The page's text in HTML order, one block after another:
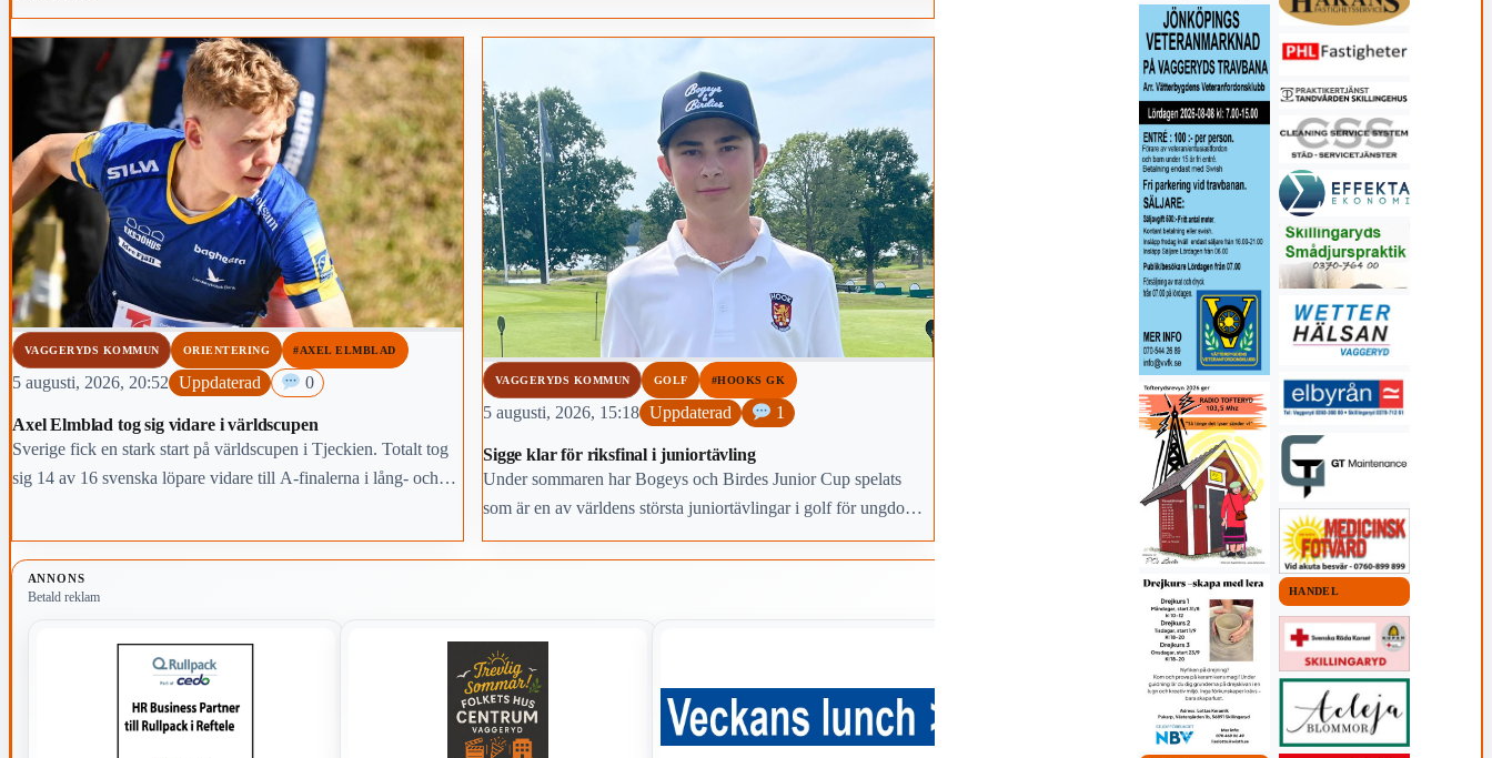
VAGGERYDS KOMMUN ORIENTERING #AXEL ELMBLAD
5 augusti, 2026, 20:52 Uppdaterad 0
Axel Elmblad tog sig vidare i världscupen
Sverige fick en stark start på världscupen i Tjeckien. Totalt tog
sig 14 av 16 svenska löpare vidare till A-finalerna i lång- och
VAGGERYDS KOMMUN GOLF #HOOKS GK
5 augusti, 2026, 15:18 Uppdaterad 1
Sigge klar för riksfinal i juniortävling
Under sommaren har Bogeys och Birdes Junior Cup spelats
som är en av världens största juniortävlingar i golf för ungdomar
13–16 år.
ANNONS
Betald reklam HANDEL